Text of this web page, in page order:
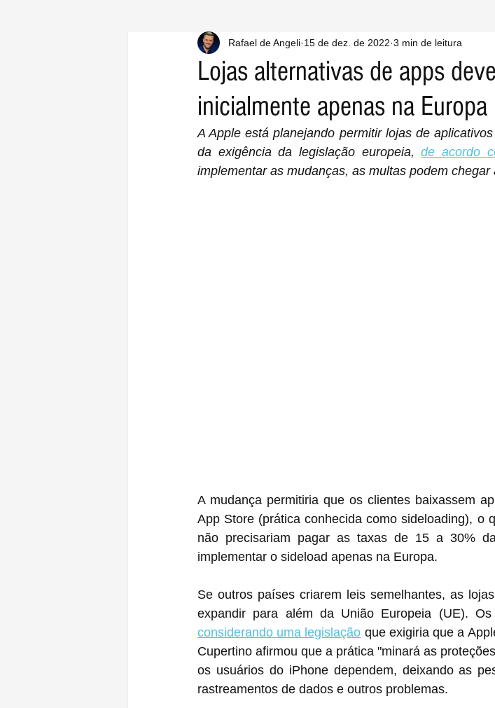
Lojas alternativas de apps
inicialmente apenas na Europa
Rafael de Angeli 15 de dez. de 2022 3 min de leitura
A Apple está planejando permitir lojas de
da exigência da legislação europeia, de acordo
implementar as mudanças, as multas podem chegar
A mudança permitiria que os clientes baixassem
App Store (prática conhecida como sideloading), o
não precisariam pagar as taxas de 15 a 30%
implementar o sideload apenas na Europa.
Se outros países criarem leis semelhantes, as
considerando uma legislação que exigiria que a
Cupertino afirmou que a prática "minará as
os usuários do iPhone dependem, deixando as
rastreamentos de dados e outros problemas.